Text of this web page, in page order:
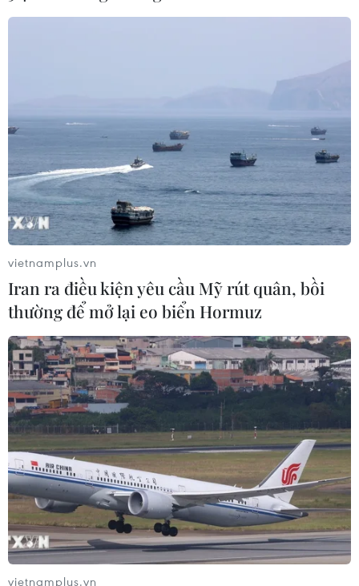
vietnamplus.vn
Iran ra điều kiện yêu cầu Mỹ rút quân, bồi
thường để mở lại eo biển Hormuz
vietnamplus.vn